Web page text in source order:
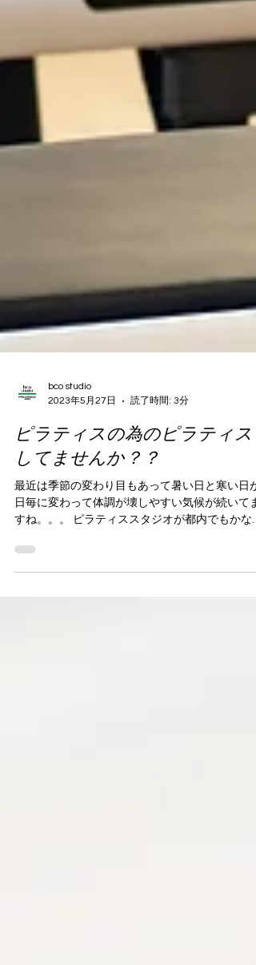
2023年5月27日
読了時間: 3分
ピラティスの為のピラティス
してませんか？？
最近は季節の変わり目もあって暑い日と寒い日が
日毎に変わって体調が壊しやすい気候が続いてま
すね。。。 ピラティススタジオが都内でもかな
Instagramで発信している影響がスゴく大きく若